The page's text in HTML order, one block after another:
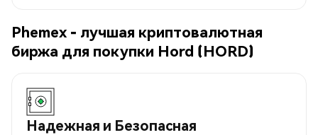
Phemex - лучшая криптовалютная
биржа для покупки Hord (HORD)
Надежная и Безопасная